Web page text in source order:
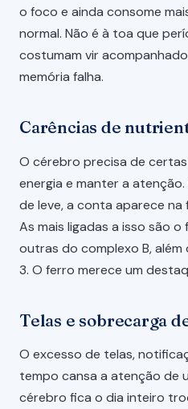
o foco e ainda consome
normal. Não é à toa que
costumam vir
memória falha.
Carências de
O cérebro precisa de
energia e manter a
de leve, a conta aparece na
As mais ligadas a isso são o
outras do complexo B,
3. O ferro merece um
Telas e sobrecarga
O excesso de telas,
tempo cansa a atenção de
cérebro fica o dia inteiro